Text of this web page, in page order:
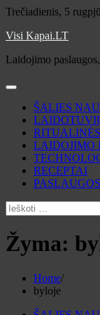
Skip
content
Trečiadienis, 5
Visi Kapai.LT
Laidojimo
ŠALIES
LAIDOJIMO
RECEPTAI
PASLAUGOS
Ieškoti:
Žyma:
Home
byloje